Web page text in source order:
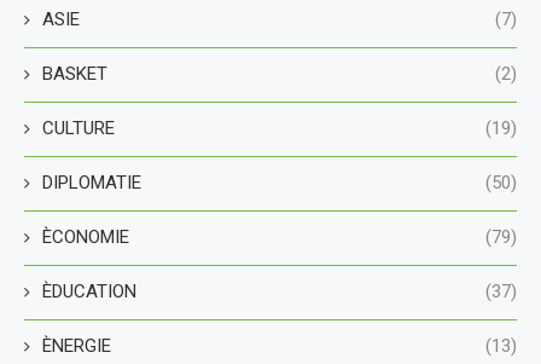
ASIE (7)
BASKET (2)
CULTURE (19)
DIPLOMATIE (50)
ÈCONOMIE (79)
ÈDUCATION (37)
ÈNERGIE (13)